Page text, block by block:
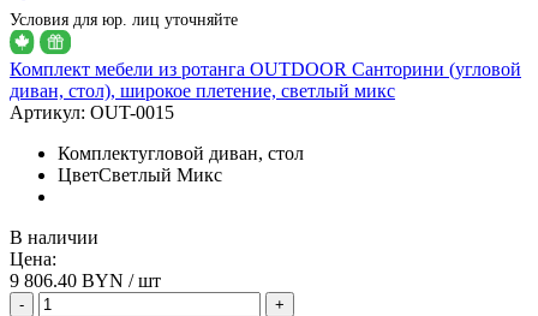
Условия для юр. лиц уточняйте
Комплект мебели из ротанга OUTDOOR Санторини (угловой
диван, стол), широкое плетение, светлый микс
Артикул: OUT-0015
Комплектугловой диван, стол
ЦветСветлый Микс
В наличии
Цена:
9 806.40 BYN / шт
- +